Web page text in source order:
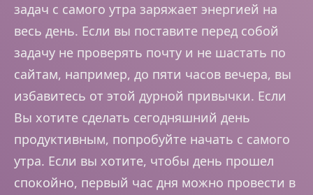
задач с самого утра заряжает энергией на
весь день. Если вы поставите перед собой
задачу не проверять почту и не шастать по
сайтам, например, до пяти часов вечера, вы
избавитесь от этой дурной привычки. Если
Вы хотите сделать сегодняшний день
продуктивным, попробуйте начать с самого
утра. Если вы хотите, чтобы день прошел
спокойно, первый час дня можно провести в